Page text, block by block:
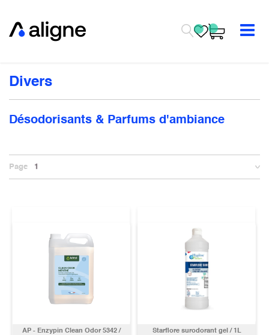
Divers
Désodorisants & Parfums d'ambiance
Page 1
AP - Enzypin Clean Odor 5342 /
Starflore surodorant gel / 1L